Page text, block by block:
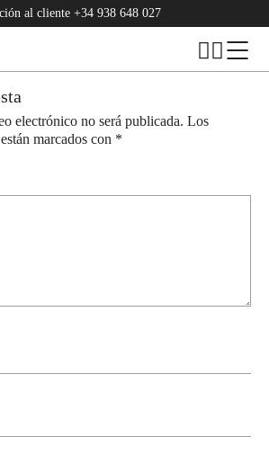
al cliente +34 938 648 027
electrónico no será publicada. Los
marcados con *